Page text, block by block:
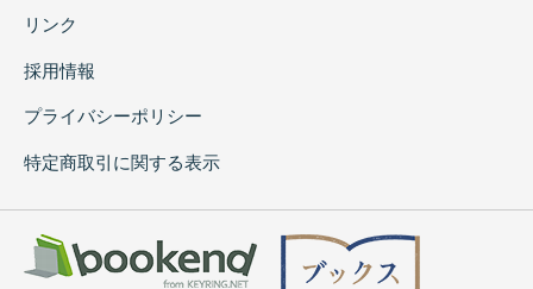
リンク
採用情報
プライバシーポリシー
特定商取引に関する表示